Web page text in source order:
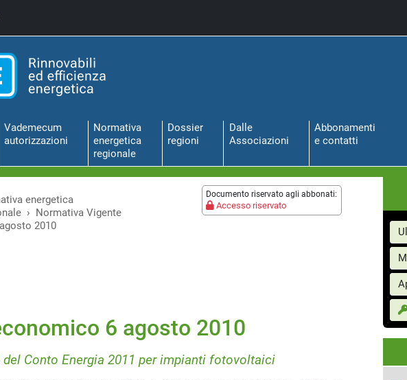
Vademecum
autorizzazioni
Normativa
energetica
regionale
Dossier
regioni
Dalle
Associazioni
Abbonamenti
e contatti
Documento riservato agli abbonati:
Accesso riservato
energetica
Normativa Vigente
2010
6 agosto 2010
Conto Energia 2011 per impianti fotovoltaici